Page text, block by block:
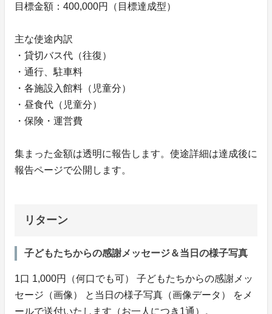
目標金額：400,000円（目標達成型）
主な使途内訳
・貸切バス代（往復）
・通行、駐車料
・各施設入館料（児童分）
・昼食代（児童分）
・保険・運営費
集まった金額は透明に報告します。使途詳細は達成後に
報告ページで公開します。
リターン
子どもたちからの感謝メッセージ＆当日の様子写真
1口 1,000円（何口でも可） 子どもたちからの感謝メッ
セージ（画像） と当日の様子写真（画像データ） をメ
ールで送付いたします（お一人につき1通）。